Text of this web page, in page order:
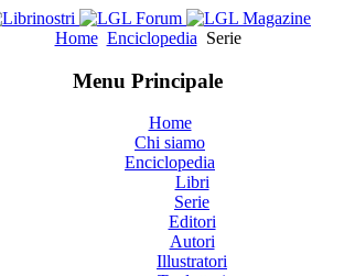
Home Enciclopedia Serie
Menu Principale
Home
Chi siamo
Enciclopedia
Libri
Serie
Editori
Autori
Illustratori